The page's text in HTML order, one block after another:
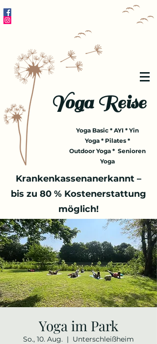
Yoga Reise
Yoga Basic * AYI * Yin
Yoga * Pilates *
Outdoor Yoga * Senioren
Yoga
Krankenkassenanerkannt –
bis zu 80 % Kostenerstattung
möglich!
Yoga im Park
So., 10. Aug.
  |
Unterschleißheim